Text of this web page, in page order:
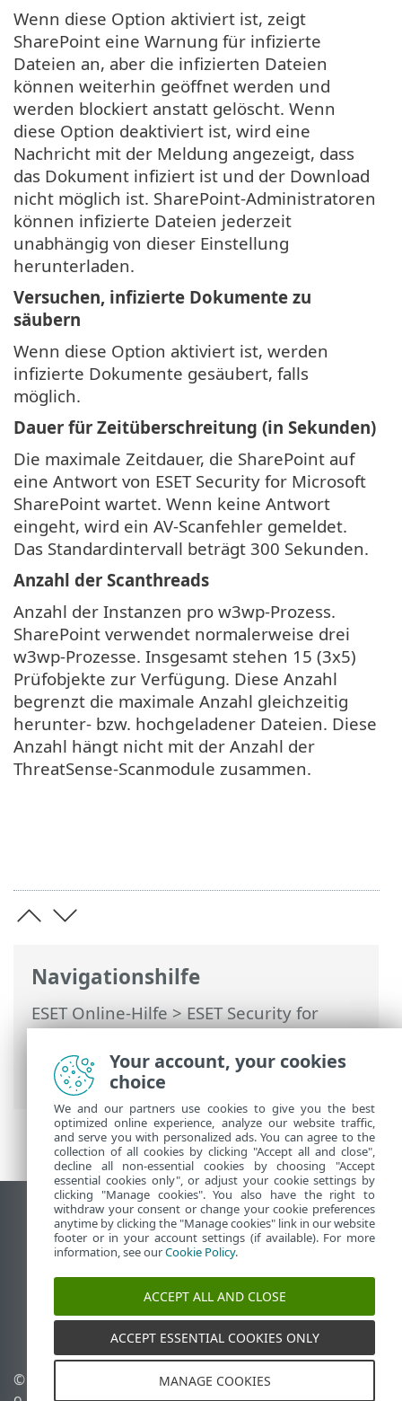
Navigationshilfe
ESET Online-Hilfe>ESET Security for
Microsoft SharePoint>Erweiterte
Einstellungen>SharePoint-Schutz>
Echtzeit-Schutz
Wenn diese Option aktiviert ist, zeigt
SharePoint eine Warnung für infizierte
Dateien an, aber die infizierten Dateien
können weiterhin geöffnet werden und
werden blockiert anstatt gelöscht. Wenn
diese Option deaktiviert ist, wird eine
Nachricht mit der Meldung angezeigt, dass
das Dokument infiziert ist und der Download
nicht möglich ist. SharePoint-Administratoren
können infizierte Dateien jederzeit
unabhängig von dieser Einstellung
herunterladen.
Versuchen, infizierte Dokumente zu
säubern
Wenn diese Option aktiviert ist, werden
infizierte Dokumente gesäubert, falls
möglich.
Dauer für Zeitüberschreitung (in Sekunden)
Die maximale Zeitdauer, die SharePoint auf
eine Antwort von ESET Security for Microsoft
SharePoint wartet. Wenn keine Antwort
eingeht, wird ein AV-Scanfehler gemeldet.
Das Standardintervall beträgt 300 Sekunden.
Anzahl der Scanthreads
Anzahl der Instanzen pro w3wp-Prozess.
SharePoint verwendet normalerweise drei
w3wp-Prozesse. Insgesamt stehen 15 (3x5)
Prüfobjekte zur Verfügung. Diese Anzahl
begrenzt die maximale Anzahl gleichzeitig
herunter- bzw. hochgeladener Dateien. Diese
Anzahl hängt nicht mit der Anzahl der
ThreatSense-Scanmodule zusammen.
Desktop-Site anzeigen
End of Life
ESET Knowledgebase
ESET-Forum
ESET Status Portal
Regionaler Support
© 1992 - 2025 ESET, spol. s r.
Cookies verwalten
Your account, your cookies
choice
We and our partners use cookies to give you the best
optimized online experience, analyze our website traffic,
and serve you with personalized ads. You can agree to the
collection of all cookies by clicking "Accept all and close",
decline all non-essential cookies by choosing "Accept
essential cookies only", or adjust your cookie settings by
clicking "Manage cookies". You also have the right to
withdraw your consent or change your cookie preferences
anytime by clicking the "Manage cookies" link in our website
footer or in your account settings (if available). For more
information, see ourCookie Policy.
ACCEPT ALL AND CLOSE
ACCEPT ESSENTIAL COOKIES ONLY
MANAGE COOKIES